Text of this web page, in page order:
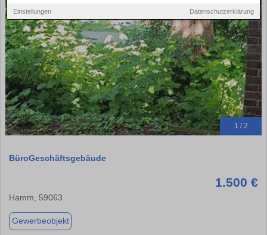
Einstellungen Datenschutzerklärung
1 / 2
BüroGeschäftsgebäude
1.500 €
Hamm, 59063
Gewerbeobjekt